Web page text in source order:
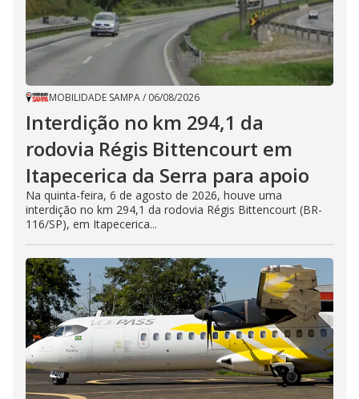
MOBILIDADE SAMPA/ 06/08/2026
Interdição no km 294,1 da
rodovia Régis Bittencourt em
Itapecerica da Serra para apoio
Na quinta-feira, 6 de agosto de 2026, houve uma
interdição no km 294,1 da rodovia Régis Bittencourt (BR-
116/SP), em Itapecerica...